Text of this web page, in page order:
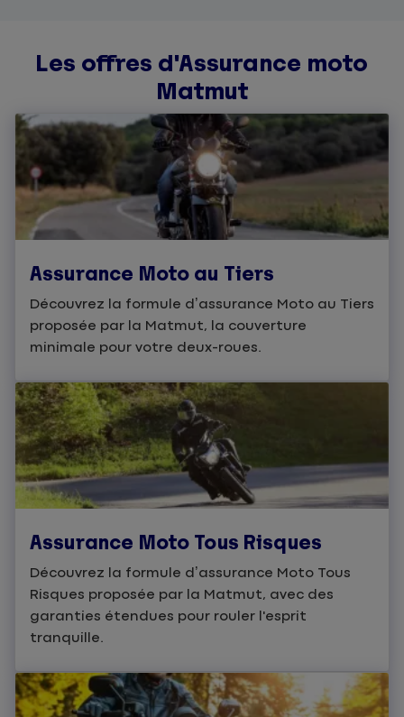
Les offres d'Assurance moto
Matmut
Assurance Moto au Tiers
Découvrez la formule d’assurance Moto au Tiers
proposée par la Matmut, la couverture
minimale pour votre deux-roues.
Assurance Moto Tous Risques
Découvrez la formule d’assurance Moto Tous
Risques proposée par la Matmut, avec des
garanties étendues pour rouler l'esprit
tranquille.